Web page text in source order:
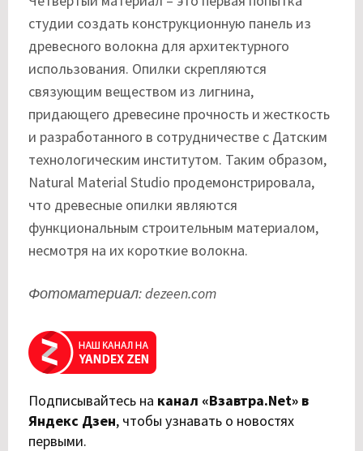
студии создать конструкционную панель из
древесного волокна для архитектурного
использования. Опилки скрепляются
связующим веществом из лигнина,
придающего древесине прочность и жесткость
и разработанного в сотрудничестве с Датским
технологическим институтом. Таким образом,
Natural Material Studio продемонстрировала,
что древесные опилки являются
функциональным строительным материалом,
несмотря на их короткие волокна.
Фотоматериал: dezeen.com
Подписывайтесь на канал «Взавтра.Net» в
Яндекс Дзен, чтобы узнавать о новостях
первыми.